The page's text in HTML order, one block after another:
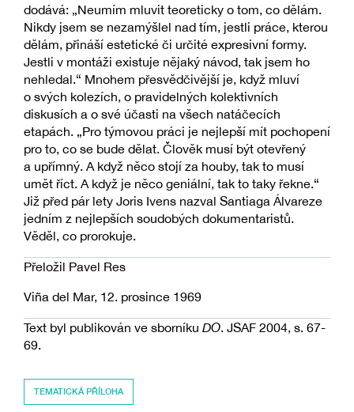
dodává: „Neumím mluvit teoreticky o tom, co dělám.
Nikdy jsem se nezamýšlel nad tím, jestli práce, kterou
dělám, přináší estetické či určité expresivní formy.
Jestli v montáži existuje nějaký návod, tak jsem ho
nehledal.“ Mnohem přesvědčivější je, když mluví
o svých kolezích, o pravidelných kolektivních
diskusích a o své účasti na všech natáčecích
etapách. „Pro týmovou práci je nejlepší mít pochopení
pro to, co se bude dělat. Člověk musí být otevřený
a upřímný. A když něco stojí za houby, tak to musí
umět říct. A když je něco geniální, tak to taky řekne.“
Již před pár lety Joris Ivens nazval Santiaga Álvareze
jedním z nejlepších soudobých dokumentaristů.
Věděl, co prorokuje.
Přeložil Pavel Res
Viña del Mar, 12. prosince 1969
Text byl publikován ve sborníku DO. JSAF 2004, s. 67-
69.
TEMATICKÁ PŘÍLOHA